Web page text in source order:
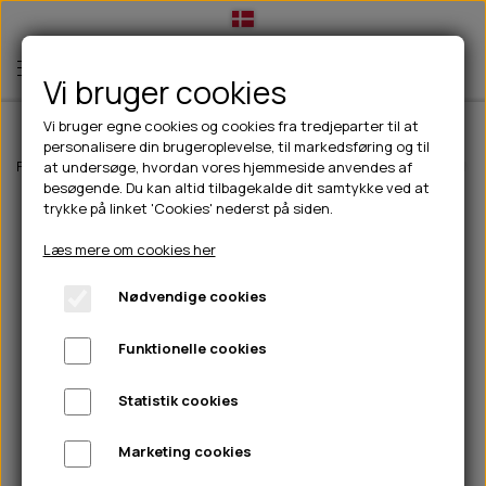
TIL HUND
💧FODER- VANDSKÅLE
CHICOPEE
GODBIDSTASKE
HALSBÅND
🦴 GODBIDDER & SNACKS
🍖 SMAGSVARIANTER
🎾 LEGETØJ
TÆNDER, ØRE, ØJE, POTER & NÆSE
🐾 UDSTYR & KOMFORT
TIL HUNDEEJER
DRIKKEFLASKER/TERMOFLASKER
HUER OG VANTER
PINEWOOD SALES
TIL KAT
TILBUD
NYHEDER
ABONNEMENT
Forside Til hunde hundelegetøj Kong Sherps Floofs Big Horn - M
Vi bruger cookies
Vi bruger egne cookies og cookies fra tredjeparter til at
personalisere din brugeroplevelse, til markedsføring og til
at undersøge, hvordan vores hjemmeside anvendes af
besøgende. Du kan altid tilbagekalde dit samtykke ved at
trykke på linket 'Cookies' nederst på siden.
Læs mere om cookies her
Nødvendige cookies
Funktionelle cookies
Statistik cookies
Marketing cookies